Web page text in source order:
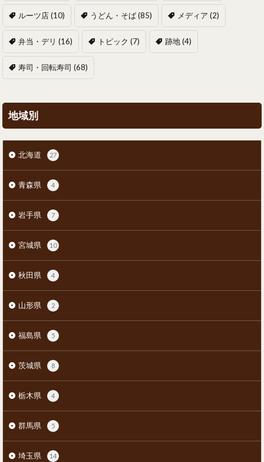
ルーツ店(10) うどん・そば(85) メディア (2)
弁当・デリ (16) トピック (7) 跡地(4)
寿司・回転寿司 (68)
地域別
北海道 27
青森県 4
岩手県 7
宮城県 10
秋田県 4
山形県 2
福島県 5
茨城県 8
栃木県 4
群馬県 5
埼玉県 14